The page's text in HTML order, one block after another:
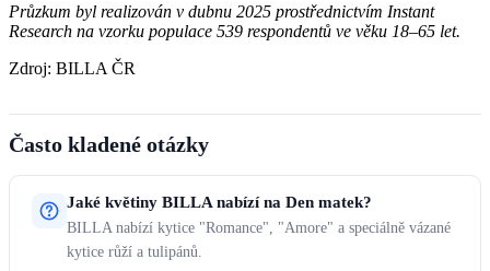
Průzkum byl realizován v dubnu 2025 prostřednictvím Instant
Research na vzorku populace 539 respondentů ve věku 18–65 let.
Zdroj: BILLA ČR
Často kladené otázky
Jaké květiny BILLA nabízí na Den matek?
BILLA nabízí kytice "Romance", "Amore" a speciálně vázané
kytice růží a tulipánů.